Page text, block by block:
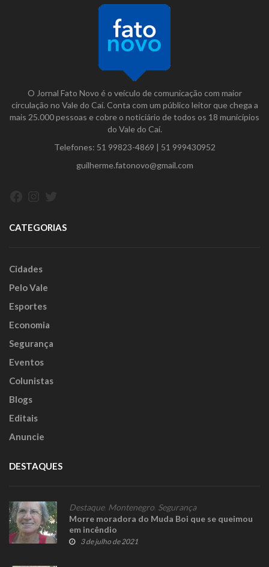
O Jornal Fato Novo é o veículo de comunicação com maior
circulação no Vale do Caí. Conta com um público leitor que chega a
mais 25.000 pessoas e cobre o noticiário de todos os 18 municípios
do Vale do Caí.
Telefones: 51 99823-4869 | 51 999430952
guilherme.fatonovo@gmail.com
CATEGORIAS
Cidades
Pelo Vale
Esportes
Economia
Segurança
Eventos
Colunistas
Blogs
Editais
Anuncie
DESTAQUES
Destaque, Montenegro Segurança
Morre moradora do Muda Boi que se queimou
em incêndio
3 de julho de 2021